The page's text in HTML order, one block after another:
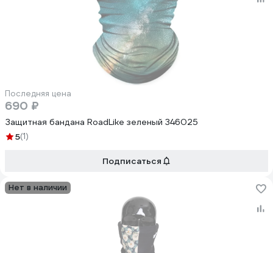
Последняя цена
690 ₽
Защитная бандана RoadLike зеленый 346025
5(1)
Подписаться
Нет в наличии